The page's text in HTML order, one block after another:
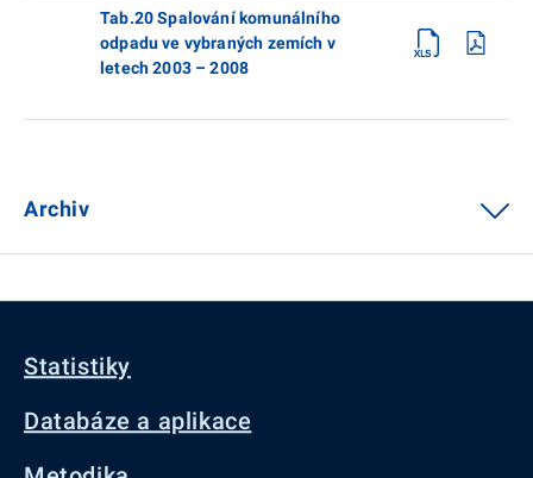
Tab.20 Spalování komunálního
odpadu ve vybraných zemích v
letech 2003 – 2008
Archiv
Statistiky
Databáze a aplikace